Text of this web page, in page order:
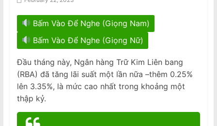
s
p
a
p
e
r
Bấm Vào Để Nghe (Giọng Nam)
Bấm Vào Để Nghe (Giọng Nữ)
Đầu tháng này, Ngân hàng Trữ Kim Liên bang
(RBA) đã tăng lãi suất một lần nữa –thêm 0.25%
lên 3.35%, là mức cao nhất trong khoảng một
thập kỷ.